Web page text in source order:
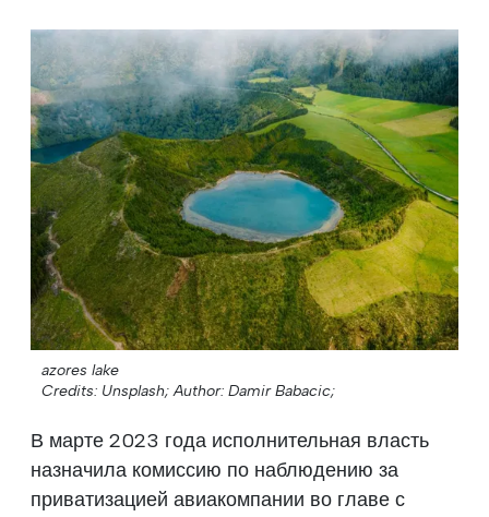
azores lake
Credits: Unsplash; Author: Damir Babacic;
В марте 2023 года исполнительная власть
назначила комиссию по наблюдению за
приватизацией авиакомпании во главе с